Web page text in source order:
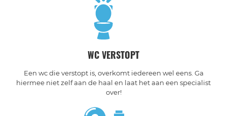
WC VERSTOPT
Een wc die verstopt is, overkomt iedereen wel eens. Ga
hiermee niet zelf aan de haal en laat het aan een specialist
over!